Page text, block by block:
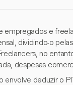
empregados e
dividindo-o
no
despesas
deduzir o